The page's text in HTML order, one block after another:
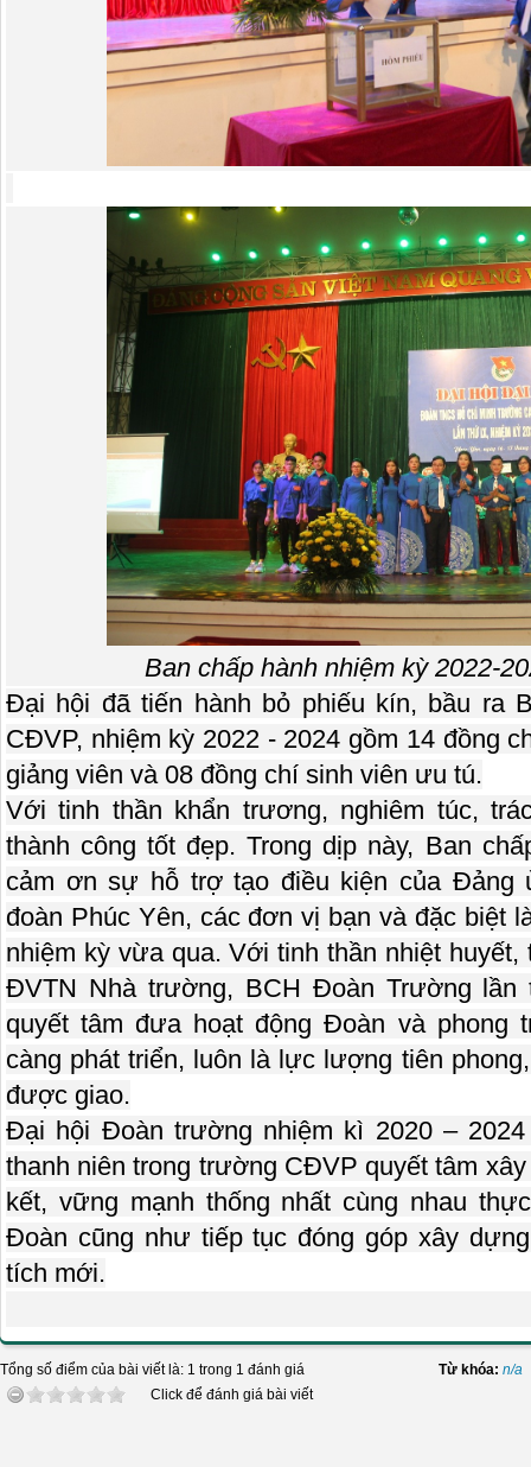
Ban chấp hành nhiệm kỳ 2022-
Đại hội đã tiến hành bỏ phiếu kín, bầu ra
CĐVP, nhiệm kỳ 2022 - 2024 gồm 14 đồng
giảng viên và 08 đồng chí sinh viên ưu tú.
Với tinh thần khẩn trương, nghiêm túc,
thành công tốt đẹp. Trong dịp này, Ban
cảm ơn sự hỗ trợ tạo điều kiện của Đảng
đoàn Phúc Yên, các đơn vị bạn và đặc biệt
nhiệm kỳ vừa qua. Với tinh thần nhiệt
ĐVTN Nhà trường, BCH Đoàn Trường lần
quyết tâm đưa hoạt động Đoàn và phong
càng phát triển, luôn là lực lượng tiên
được giao.
Đại hội Đoàn trường nhiệm kì 2020 –
thanh niên trong trường CĐVP quyết tâm
kết, vững mạnh thống nhất cùng nhau
Đoàn cũng như tiếp tục đóng góp xây
tích mới.
Tổng số điểm của bài viết là: 1 trong 1 đánh giá
Click để đánh giá bài viết
Từ khóa: n/a